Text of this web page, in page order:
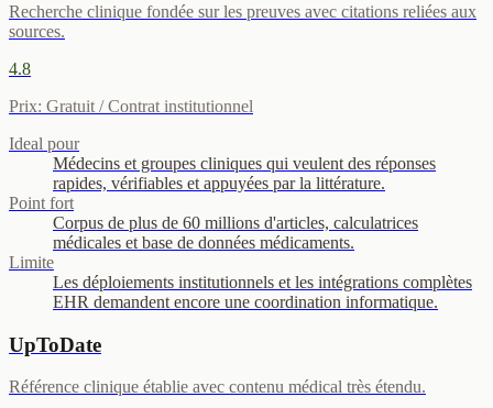
Recherche clinique fondée sur les preuves avec citations reliées aux
sources.
4.8
Prix: Gratuit / Contrat institutionnel
Ideal pour
Médecins et groupes cliniques qui veulent des réponses
rapides, vérifiables et appuyées par la littérature.
Point fort
Corpus de plus de 60 millions d'articles, calculatrices
médicales et base de données médicaments.
Limite
Les déploiements institutionnels et les intégrations complètes
EHR demandent encore une coordination informatique.
UpToDate
Référence clinique établie avec contenu médical très étendu.